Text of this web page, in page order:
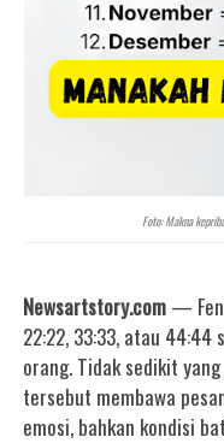
Foto: Makna
Newsartstory.com —
22:22, 33:33, atau
orang. Tidak sedikit
tersebut membawa
emosi, bahkan kondisi